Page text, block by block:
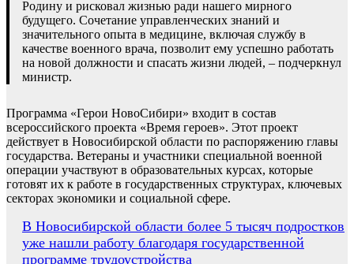
Родину и рисковал жизнью ради нашего мирного
будущего. Сочетание управленческих знаний и
значительного опыта в медицине, включая службу в
качестве военного врача, позволит ему успешно работать
на новой должности и спасать жизни людей, – подчеркнул
министр.
Программа «Герои НовоСибири» входит в состав
всероссийского проекта «Время героев». Этот проект
действует в Новосибирской области по распоряжению главы
государства. Ветераны и участники специальной военной
операции участвуют в образовательных курсах, которые
готовят их к работе в государственных структурах, ключевых
секторах экономики и социальной сфере.
Навигация
по
В Новосибирской области более 5 тысяч подростков
уже нашли работу благодаря государственной
программе трудоустройства